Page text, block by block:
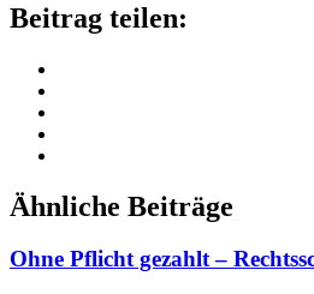
Beitrag teilen:
Ähnliche Beiträge
Ohne Pflicht gezahlt –